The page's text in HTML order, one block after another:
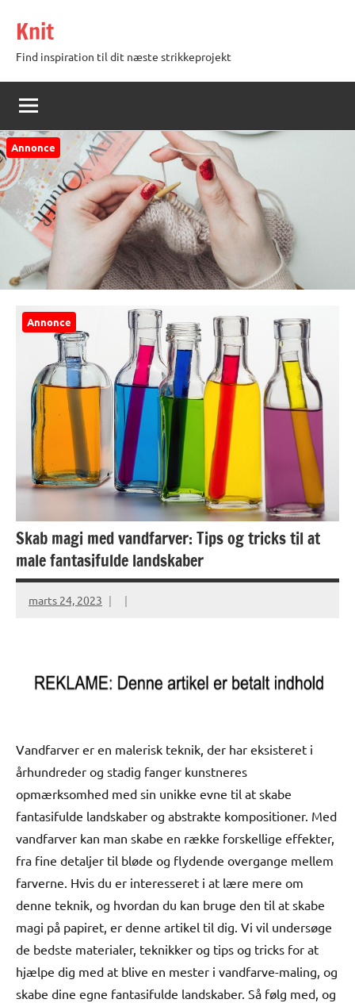
indhold
Knit
Find inspiration til dit næste strikkeprojekt
Annonce
Annonce
Skab magi med vandfarver: Tips og tricks til at
male fantasifulde landskaber
marts 24, 2023
Vandfarver er en malerisk teknik, der har eksisteret i
århundreder og stadig fanger kunstneres
opmærksomhed med sin unikke evne til at skabe
fantasifulde landskaber og abstrakte kompositioner. Med
vandfarver kan man skabe en række forskellige effekter,
fra fine detaljer til bløde og flydende overgange mellem
farverne. Hvis du er interesseret i at lære mere om
denne teknik, og hvordan du kan bruge den til at skabe
magi på papiret, er denne artikel til dig. Vi vil undersøge
de bedste materialer, teknikker og tips og tricks for at
hjælpe dig med at blive en mester i vandfarve-maling, og
skabe dine egne fantasifulde landskaber. Så følg med, og